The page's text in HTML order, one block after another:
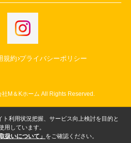
規約 プライバシーポリシー
M＆Kホーム All Rights Reserved.
利用状況把握、サービス向上検討を目的と
用しています。
扱いについて」 をご確認ください。